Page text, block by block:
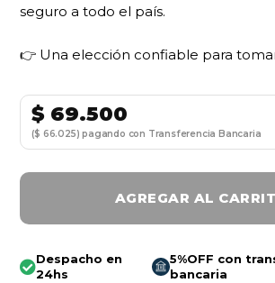
seguro a todo el país.
👉 Una elección confiable para
$69.500
($ 66.025) pagando con Transferencia Bancaria
AGREGAR AL
Despacho en
24hs
5%OFF con
bancaria